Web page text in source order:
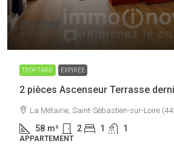
215 000€
3 707€
TROP TARD EXPIRÉE
2 pièces Ascenseur Terrasse
La Métairie, Saint-Sébastien-sur-Loire
58 m² 2 1 1
APPARTEMENT